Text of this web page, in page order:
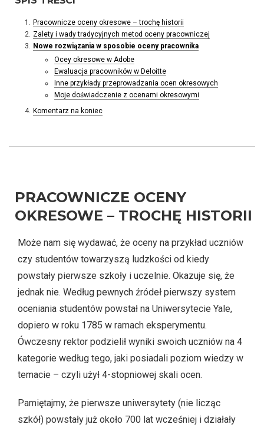
Pracownicze oceny okresowe – trochę historii
Zalety i wady tradycyjnych metod oceny pracowniczej
Nowe rozwiązania w sposobie oceny pracownika
Ocey okresowe w Adobe
Ewaluacja pracowników w Deloitte
Inne przykłady przeprowadzania ocen okresowych
Moje doświadczenie z ocenami okresowymi
Komentarz na koniec
PRACOWNICZE OCENY
OKRESOWE – TROCHĘ HISTORII
Może nam się wydawać, że oceny na przykład uczniów
czy studentów towarzyszą ludzkości od kiedy
powstały pierwsze szkoły i uczelnie. Okazuje się, że
jednak nie. Według pewnych źródeł pierwszy system
oceniania studentów powstał na Uniwersytecie Yale,
dopiero w roku 1785 w ramach eksperymentu.
Ówczesny rektor podzielił wyniki swoich uczniów na 4
kategorie według tego, jaki posiadali poziom wiedzy w
temacie – czyli użył 4-stopniowej skali ocen.
Pamiętajmy, że pierwsze uniwersytety (nie licząc
szkół) powstały już około 700 lat wcześniej i działały